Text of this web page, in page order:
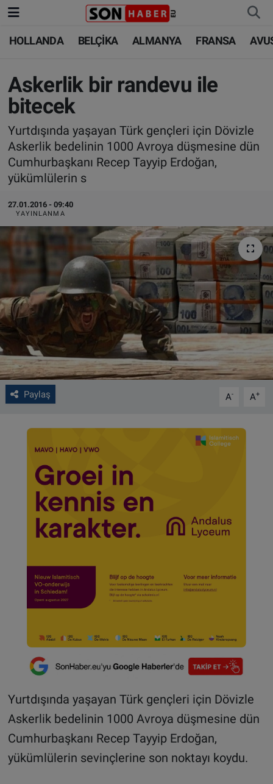
HOLLANDA BELÇİKA ALMANYA FRANSA
Askerlik bir randevu ile
bitecek
Yurtdışında yaşayan Türk gençleri için Dövizle
Askerlik bedelinin 1000 Avroya düşmesine dün
Cumhurbaşkanı Recep Tayyip Erdoğan,
yükümlülerin s
27.01.2016 - 09:40
YAYINLANMA
Paylaş A- A+
Yurtdışında yaşayan Türk gençleri için Dövizle
Askerlik bedelinin 1000 Avroya düşmesine dün
Cumhurbaşkanı Recep Tayyip Erdoğan,
yükümlülerin sevinçlerine son noktayı koydu.
HOLLANDA
BELÇİKA
ALMANYA
FRANSA
AVUSTURYA
SAĞLIK - YAŞAM
BİLİM-TEKNOLOJİ
HOLLANDA
BELÇİKA
ALMANYA
TÜRKİYE
DÜNYA
BİLİM-TEKNOLOJİ
SAĞLIK
FOTO GALERİ
VIDEO GALERİ
ALGEMENE VOORWAARDEN
CONTACT
Çerez Politikası
Nöbetçi Eczaneler
Hava Durumu
Trafik Durumu
Süper Lig Puan Durumu ve Fikstür
Tüm Manşetler
Son Dakika Haberleri
Haber Arşivi